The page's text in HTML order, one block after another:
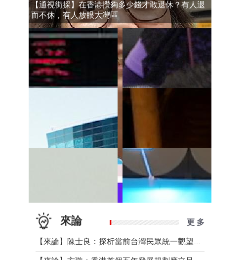
【通視街採】在香港攢夠多少錢才敢退休？有人退
而不休，有人放眼大灣區
來論 更 多